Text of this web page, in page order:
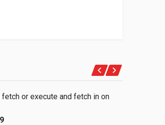
or execute and fetch in on